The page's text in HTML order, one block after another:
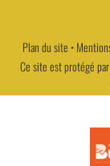
Plan du site •
Ce site est protégé